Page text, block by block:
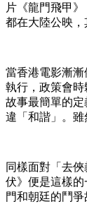
片《龍門飛甲
都在大陸公映，
當香港電影漸
執行，政策會
故事最簡單的
違「和諧」。
同樣面對「去
伏》便是這樣
門和朝廷的鬥